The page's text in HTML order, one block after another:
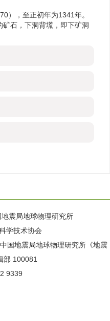
，至正初年为1341年。
石，下洞背塃，即下矿洞
地震局地球物理研究所
学技术协会
国地震局地球物理研究所《地震
部 100081
9339